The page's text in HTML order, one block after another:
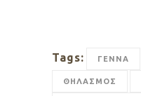
Tags: ΓΕΝΝΑ
ΘΗΛΑΣΜΟΣ